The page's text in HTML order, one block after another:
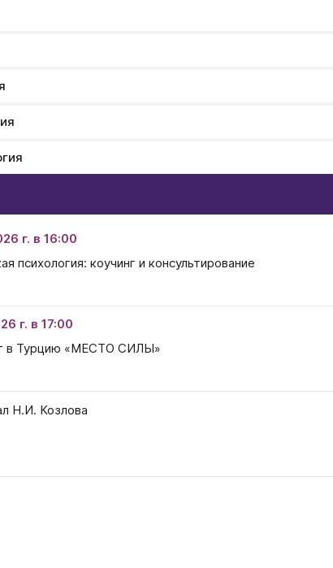
г. в 16:00
психология: коучинг и консультирование
г. в 17:00
в Турцию «МЕСТО СИЛЫ»
Н.И. Козлова